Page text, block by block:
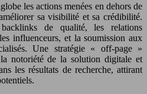
les actions menées en dehors de
sa visibilité et sa crédibilité.
de qualité, les relations
influenceurs, et la soumission aux
Une stratégie « off-page »
notoriété de la solution digitale et
les résultats de recherche, attirant